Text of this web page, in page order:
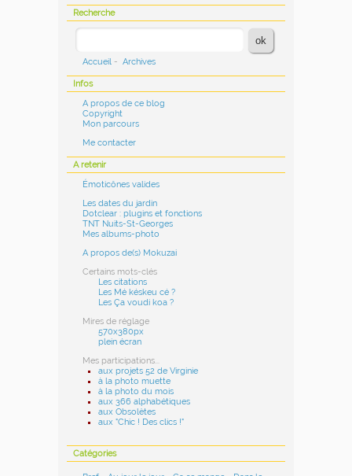
Recherche
Accueil - Archives
Infos
A propos de ce blog
Copyright
Mon parcours
Me contacter
A retenir
Émoticônes valides
Les dates du jardin
Dotclear : plugins et fonctions
TNT Nuits-St-Georges
Mes albums-photo
A propos de(s) Mokuzai
Certains mots-clés
Les citations
Les Mé késkeu cé ?
Les Ça voudi koa ?
Mires de réglage
570x380px
plein écran
Mes participations...
aux projets 52 de Virginie
à la photo muette
à la photo du mois
aux 366 alphabétiques
aux Obsolètes
aux "Chic ! Des clics !"
Catégories